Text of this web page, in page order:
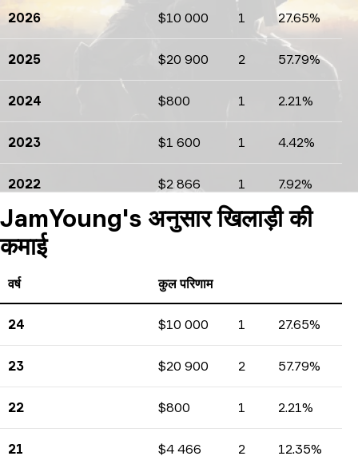
2026 कमाई
$10 000
टूर्नामेंटों की गिनती 1
प्रतिशत 27.65%
2025 कमाई
$20 900
टूर्नामेंटों की गिनती 2
प्रतिशत 57.79%
2024 कमाई
$800
टूर्नामेंटों की गिनती 1
प्रतिशत 2.21%
2023 कमाई
$1 600
टूर्नामेंटों की गिनती 1
प्रतिशत 4.42%
2022 कमाई
$2 866
टूर्नामेंटों की गिनती1
प्रतिशत 7.92%
JamYoung's अनुसार खिलाड़ी की
कमाई
वर्ष कुल परिणाम
24 कमाई
$10 000
टूर्नामेंटों की गिनती 1
प्रतिशत 27.65%
23 कमाई
$20 900
टूर्नामेंटों की गिनती 2
प्रतिशत 57.79%
22 कमाई
$800
टूर्नामेंटों की गिनती 1
प्रतिशत 2.21%
21 कमाई
$4 466
टूर्नामेंटों की गिनती 2
प्रतिशत 12.35%